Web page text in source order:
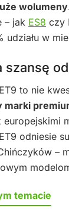
wolumeny
– jak ES8 czy
udziału w
szansę
to nie
marki
europejskimi
odniesie
–
temacie